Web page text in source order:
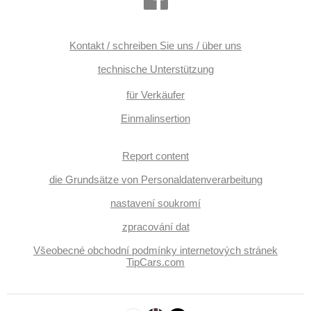
Kontakt / schreiben Sie uns / über uns
technische Unterstützung
für Verkäufer
Einmalinsertion
Report content
die Grundsätze von Personaldatenverarbeitung
nastavení soukromí
zpracování dat
Všeobecné obchodní podmínky internetových stránek
TipCars.com